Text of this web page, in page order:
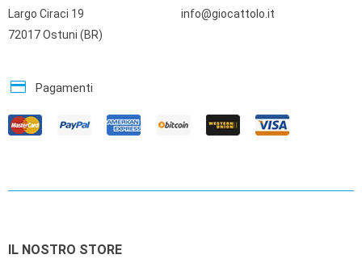
Largo Ciraci 19
72017 Ostuni (BR)
info@giocattolo.it
credit_card Pagamenti
IL NOSTRO STORE